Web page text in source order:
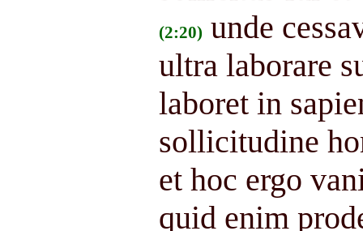
(2:20) unde
ultra laborare
laboret in
sollicitudine
et hoc ergo
quid enim